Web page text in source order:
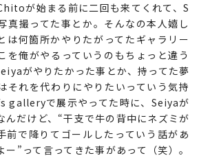
が始まる前に二回も来てくれて、S
真撮ってた事とか。そんなの本人嬉し
は何箇所かやりたがってたギャラリー
を俺がやるっていうのもちょっと違う
がやりたかった事とか、持ってた夢
それを代わりにやりたいっていう気持
galleryで展示やってた時に、Seiyaが
んだけど、“干支で牛の背中にネズミが
前で降りてゴールしたっていう話があ
ー”って言ってきた事があって（笑）。